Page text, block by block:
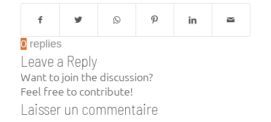
0 replies
Leave a Reply
Want to join the discussion?
Feel free to contribute!
Laisser un commentaire